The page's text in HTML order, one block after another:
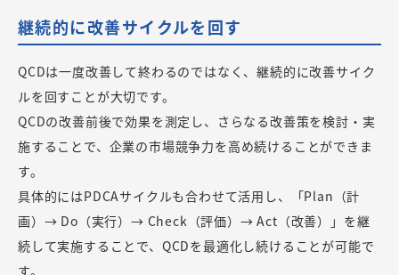
継続的に改善サイクルを回す
QCDは一度改善して終わるのではなく、継続的に改善サイク
ルを回すことが大切です。
QCDの改善前後で効果を測定し、さらなる改善策を検討・実
施することで、企業の市場競争力を高め続けることができま
す。
具体的にはPDCAサイクルも合わせて活用し、「Plan（計
画）→ Do（実行）→ Check（評価）→ Act（改善）」を継
続して実施することで、QCDを最適化し続けることが可能で
す。